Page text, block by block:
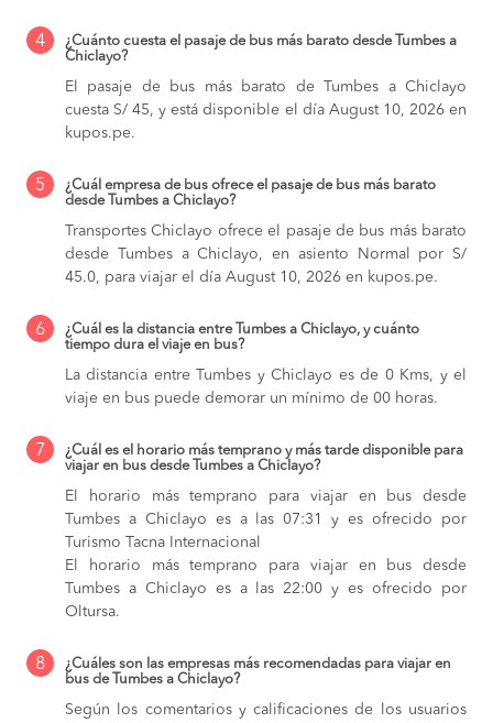
4
¿Cuánto cuesta el pasaje de bus más barato desde Tumbes a
Chiclayo?
El pasaje de bus más barato de Tumbes a Chiclayo
cuesta S/ 45, y está disponible el día August 10, 2026 en
kupos.pe.
5
¿Cuál empresa de bus ofrece el pasaje de bus más barato
desde Tumbes a Chiclayo?
Transportes Chiclayo ofrece el pasaje de bus más barato
desde Tumbes a Chiclayo, en asiento Normal por S/
45.0, para viajar el día August 10, 2026 en kupos.pe.
6
¿Cuál es la distancia entre Tumbes a Chiclayo, y cuánto
tiempo dura el viaje en bus?
La distancia entre Tumbes y Chiclayo es de 0 Kms, y el
viaje en bus puede demorar un mínimo de 00 horas.
7
¿Cuál es el horario más temprano y más tarde disponible para
viajar en bus desde Tumbes a Chiclayo?
El horario más temprano para viajar en bus desde
Tumbes a Chiclayo es a las 07:31 y es ofrecido por
Turismo Tacna Internacional
El horario más temprano para viajar en bus desde
Tumbes a Chiclayo es a las 22:00 y es ofrecido por
Oltursa.
8
¿Cuáles son las empresas más recomendadas para viajar en
bus de Tumbes a Chiclayo?
Según los comentarios y calificaciones de los usuarios